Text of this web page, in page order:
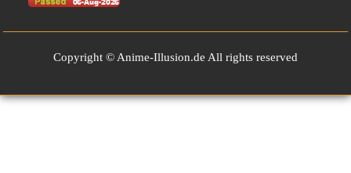
Copyright © Anime-Illusion.de All rights reserved